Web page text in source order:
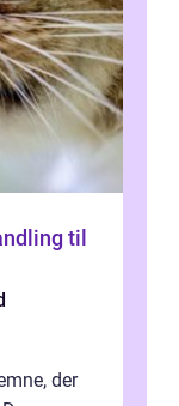
til
der